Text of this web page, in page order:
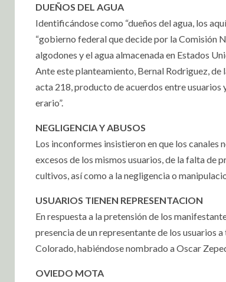
DUEÑOS DEL AGUA
Identificándose como “dueños del agua, los
“gobierno federal que decide por la Comisión
algodones y el agua almacenada en Estados
Ante este planteamiento, Bernal Rodriguez, de
acta 218, producto de acuerdos entre
erario”.
NEGLIGENCIA Y ABUSOS
Los inconformes insistieron en que los canales
excesos de los mismos usuarios, de la falta de
cultivos, así como a la negligencia o
USUARIOS TIENEN REPRESENTACION
En respuesta a la pretensión de los
presencia de un representante de los usuarios
Colorado, habiéndose nombrado a Oscar
OVIEDO MOTA